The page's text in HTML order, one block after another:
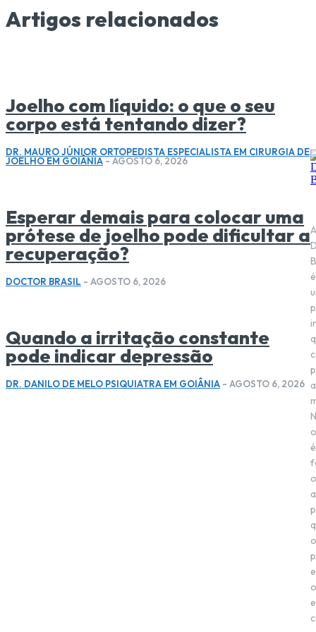
Artigos relacionados
Joelho com líquido: o que o seu
corpo está tentando dizer?
DR. MAURO JÚNIOR ORTOPEDISTA ESPECIALISTA EM CIRURGIA DE
JOELHO EM GOIÂNIA - AGOSTO 6, 2026
Esperar demais para colocar uma
prótese de joelho pode dificultar a
recuperação?
DOCTOR BRASIL - AGOSTO 6, 2026
Quando a irritação constante
pode indicar depressão
DR. DANILO DE MELO PSIQUIATRA EM GOIÂNIA - AGOSTO 6, 2026
A
é
a
é
o
o
o